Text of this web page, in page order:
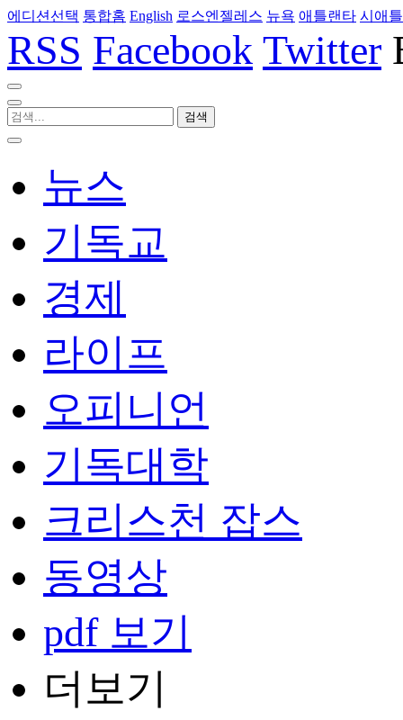
에디션선택 통합홈 English 로스엔젤레스 뉴욕 애틀랜타 시애틀
RSS Facebook Twitter
뉴스
기독교
경제
라이프
오피니언
기독대학
크리스천 잡스
동영상
pdf 보기
더보기